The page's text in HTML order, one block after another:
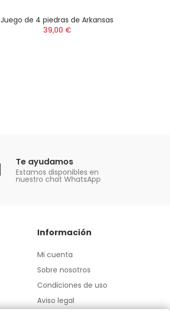
Juego de 4 piedras de Arkansas
39,00 €
Te ayudamos
Estamos disponibles en
nuestro chat WhatsApp
Información
Mi cuenta
Sobre nosotros
Condiciones de uso
Aviso legal